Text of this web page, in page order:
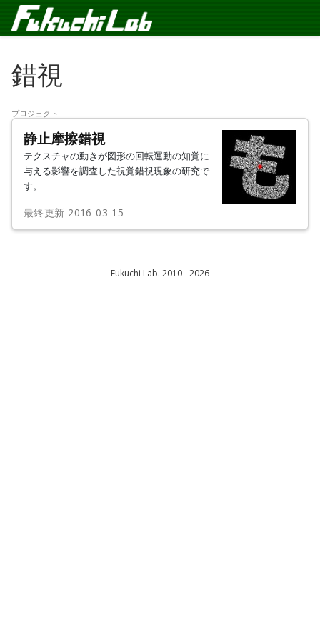
錯視
プロジェクト
静止摩擦錯視
テクスチャの動きが図形の回転運動の知覚に
与える影響を調査した視覚錯視現象の研究で
す。
最終更新 2016-03-15
Fukuchi Lab. 2010 - 2026